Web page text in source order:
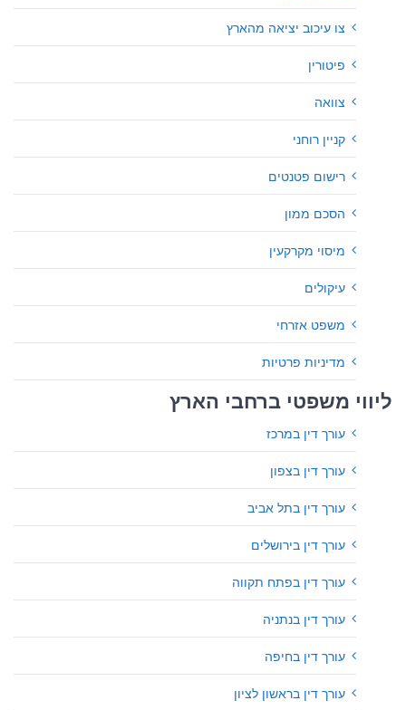
צו עיכוב יציאה מהארץ
פיטורין
צוואה
קניין רוחני
רישום פטנטים
הסכם ממון
מיסוי מקרקעין
עיקולים
משפט אזרחי
מדיניות פרטיות
ליווי משפטי ברחבי הארץ
עורך דין במרכז
עורך דין בצפון
עורך דין בתל אביב
עורך דין בירושלים
עורך דין בפתח תקווה
עורך דין בנתניה
עורך דין בחיפה
עורך דין בראשון לציון